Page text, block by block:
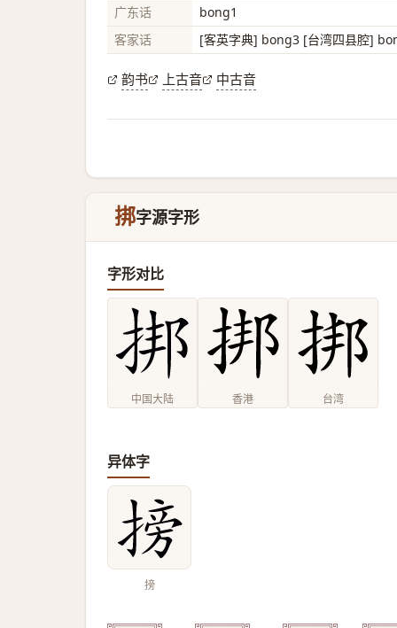
广东话
bong1
客家话
[客英字典] bong3 [台湾四县腔]
韵书 上古音 中古音
挷字源字形
字形对比
中国大陆 香港 台湾
异体字
搒